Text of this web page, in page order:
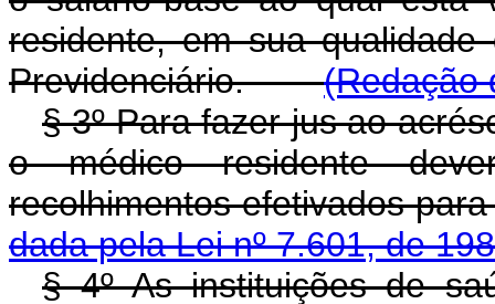
residente, em sua
Previdenciário.(Redação
§ 3º Para fazer jus ao
o médico residente
recolhimentos efetivados
dada pela Lei nº 7.601, de
§ 4º As instituições de